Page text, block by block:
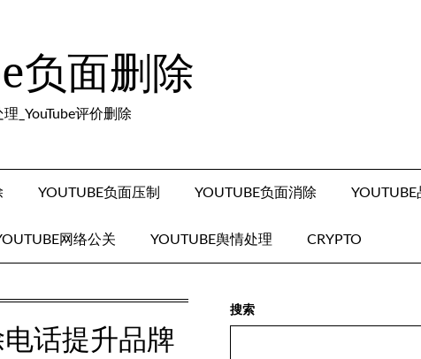
负面删除
理_YouTube评价删除
YOUTUBE负面压制 YOUTUBE负面消除
网络公关 YOUTUBE舆情处理 CRYPTO
话提升品牌
搜索